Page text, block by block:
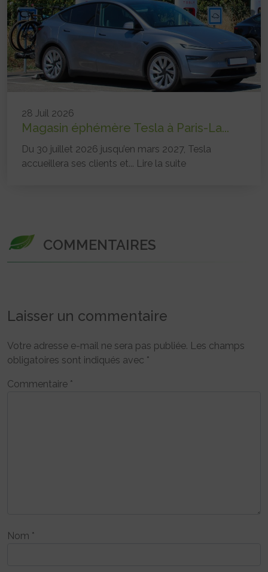
28 Juil 2026
Magasin éphémère Tesla à Paris-La...
Du 30 juillet 2026 jusqu’en mars 2027, Tesla
accueillera ses clients et... Lire la suite
COMMENTAIRES
Laisser un commentaire
Votre adresse e-mail ne sera pas publiée. Les champs
obligatoires sont indiqués avec *
Commentaire *
Nom *